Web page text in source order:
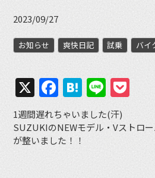
2023/09/27
お知らせ 爽快日記 試乗 バイ
X Facebook
Hatena
Line
1週間遅れちゃいました(汗)
SUZUKIのNEWモデル・Vストロ
が整いました！！